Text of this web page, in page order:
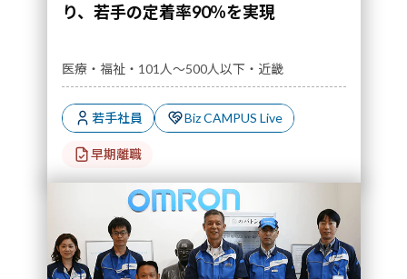
り、若手の定着率90％を実現
医療・福祉・101人～500人以下・近畿
若手社員 Biz CAMPUS Live
早期離職